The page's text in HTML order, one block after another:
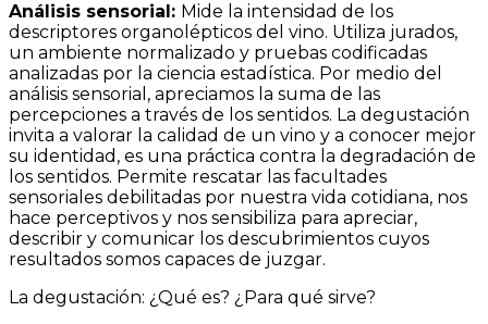
Análisis sensorial: Mide la intensidad de los
descriptores organolépticos del vino. Utiliza jurados,
un ambiente normalizado y pruebas codificadas
analizadas por la ciencia estadística. Por medio del
análisis sensorial, apreciamos la suma de las
percepciones a través de los sentidos. La degustación
invita a valorar la calidad de un vino y a conocer mejor
su identidad, es una práctica contra la degradación de
los sentidos. Permite rescatar las facultades
sensoriales debilitadas por nuestra vida cotidiana, nos
hace perceptivos y nos sensibiliza para apreciar,
describir y comunicar los descubrimientos cuyos
resultados somos capaces de juzgar.
La degustación: ¿Qué es? ¿Para qué sirve?